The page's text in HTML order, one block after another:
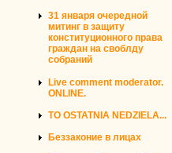
31 января очередной
митинг в защиту
конституционного права
граждан на своблду
собраний
Live comment moderator.
ONLINE.
TO OSTATNIA NEDZIELA...
Беззаконие в лицах